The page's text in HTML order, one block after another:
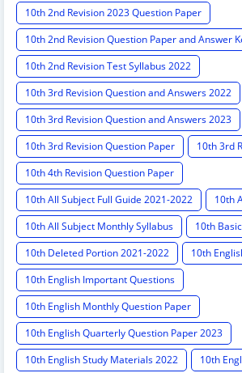
10th 2nd Revision 2023 Question Paper
10th 2nd Revision Question Paper and Answer
10th 2nd Revision Test Syllabus 2022
10th 3rd Revision Question and Answers 2022
10th 3rd Revision Question and Answers 2023
10th 3rd Revision Question Paper
10th 3rd
10th 4th Revision Question Paper
10th All Subject Full Guide 2021-2022
10th
10th All Subject Monthly Syllabus
10th
10th Deleted Portion 2021-2022
10th
10th English Important Questions
10th English Monthly Question Paper
10th English Quarterly Question Paper 2023
10th English Study Materials 2022
10th